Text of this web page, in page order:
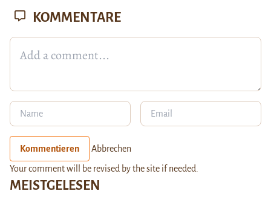
MEISTGELESEN
KOMMENTARE
Kommentieren Abbrechen
Your comment will be revised by the site if needed.